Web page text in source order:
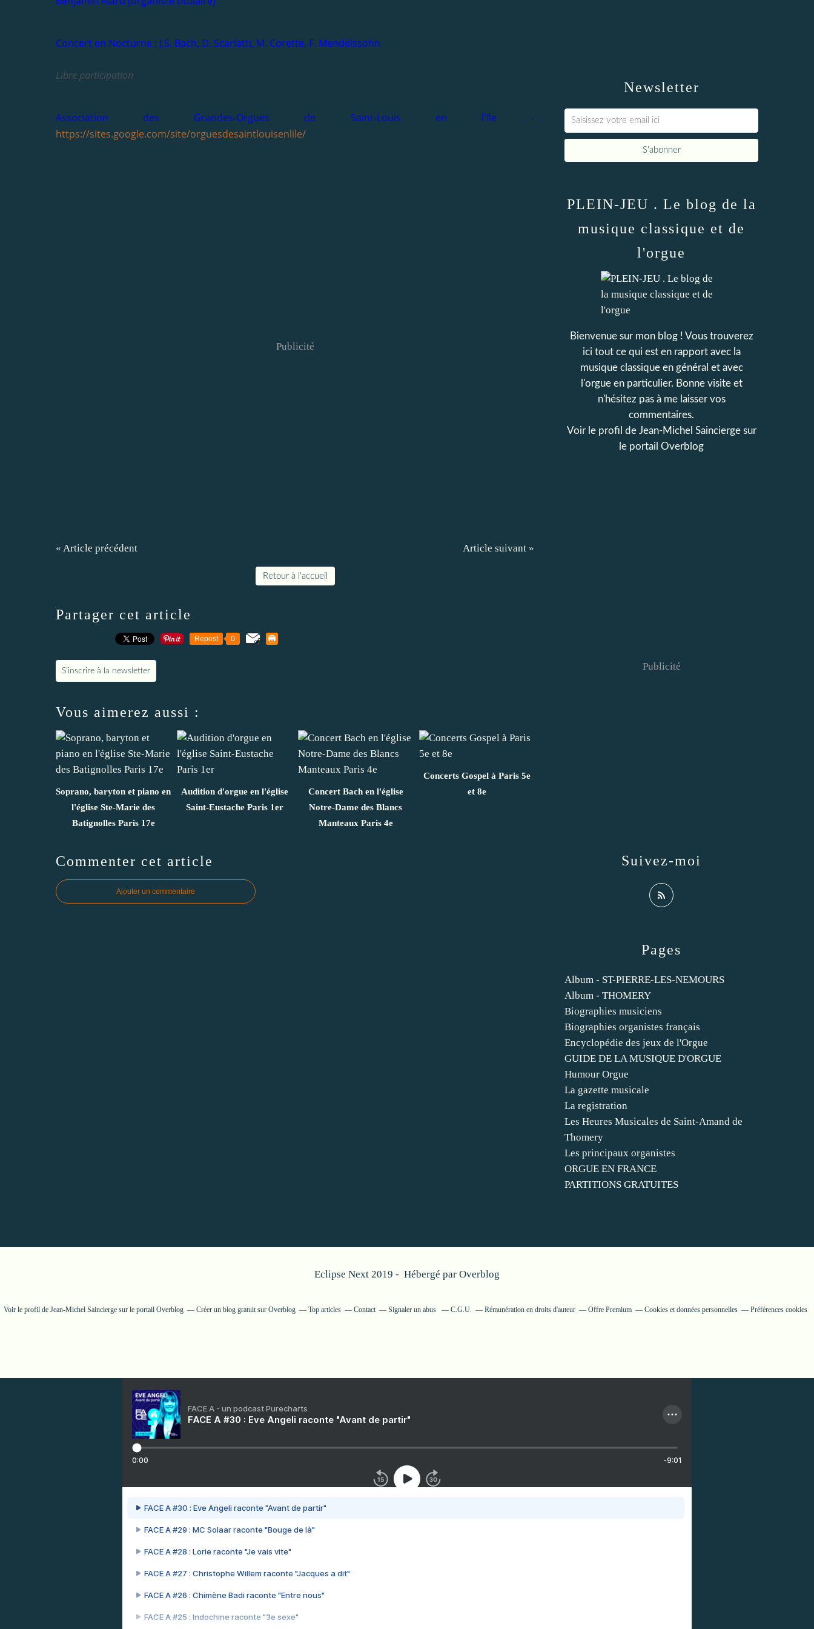
Concert en Nocturne : J.S. Bach, D. Scarlatti, M. Corette, F. Mendelssohn
Libre participation
Association des Grandes-Orgues de Saint-Louis en l'Ile -
https://sites.google.com/site/orguesdesaintlouisenlile/
Publicité
« Article précédent Article suivant »
Retour à l'accueil
Partager cet article
Repost 0
S'inscrire à la newsletter
Vous aimerez aussi :
Soprano, baryton et piano en
l'église Ste-Marie des
Batignolles Paris 17e
Audition d'orgue en l'église
Saint-Eustache Paris 1er
Concert Bach en l'église
Notre-Dame des Blancs
Manteaux Paris 4e
Concerts Gospel à Paris 5e
et 8e
Commenter cet article
Ajouter un commentaire
Newsletter
Pages
Album - ST-PIERRE-LES-NEMOURS
Album - THOMERY
Biographies musiciens
Biographies organistes français
Encyclopédie des jeux de l'Orgue
GUIDE DE LA MUSIQUE D'ORGUE
Humour Orgue
La gazette musicale
La registration
Les Heures Musicales de Saint-Amand de
Thomery
Les principaux organistes
ORGUE EN FRANCE
PARTITIONS GRATUITES
PLEIN-JEU . Le blog de la
musique classique et de
l'orgue
Bienvenue sur mon blog ! Vous trouverez
ici tout ce qui est en rapport avec la
musique classique en général et avec
l'orgue en particulier. Bonne visite et
n'hésitez pas à me laisser vos
commentaires.
Voir le profil de Jean-Michel Sainciergesur
le portail Overblog
Suivez-moi
Publicité
Eclipse Next 2019 - Hébergé par Overblog
Voir le profil de Jean-Michel Sainciergesur le portail Overblog Créer un blog gratuit sur Overblog Top articles Contact Signaler un abus C.G.U. Rémunération en droits d'auteur Offre Premium Cookies et données personnelles Préférences cookies
FACE A - un podcast Purecharts
FACE A #30 : Eve Angeli raconte "Avant de partir"
0:00 -9:01
FACE A #30 : Eve Angeli raconte "Avant de partir"
FACE A #29 : MC Solaar raconte "Bouge de là"
FACE A #28 : Lorie raconte "Je vais vite"
FACE A #27 : Christophe Willem raconte "Jacques a dit"
FACE A #26 : Chimène Badi raconte "Entre nous"
FACE A #25 : Indochine raconte "3e sexe"